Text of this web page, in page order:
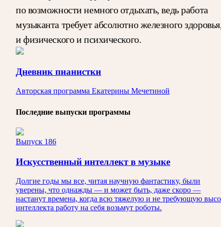
по возможности немного отдыхать, ведь работа
музыканта требует абсолютно железного
и физического и психического.
Дневник пианистки
Авторская программа Екатерины Мечетиной
Последние выпуски программы
Выпуск 186
Искусственный интеллект в музыке
Долгие годы мы все, читая научную фантастику, были
уверены, что однажды — и может быть, даже скоро —
настанут времена, когда всю тяжелую и не требующую
интеллекта работу на себя возьмут роботы.